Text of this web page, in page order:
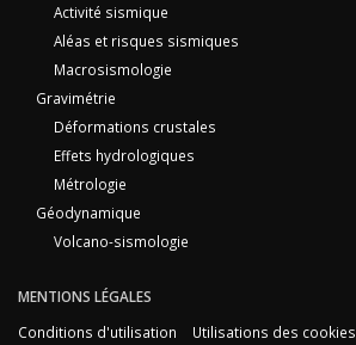
Activité sismique
Aléas et risques sismiques
Macrosismologie
Gravimétrie
Déformations crustales
Effets hydrologiques
Métrologie
Géodynamique
Volcano-sismologie
MENTIONS LÉGALES
Conditions d'utilisation
Utilisations des cookies